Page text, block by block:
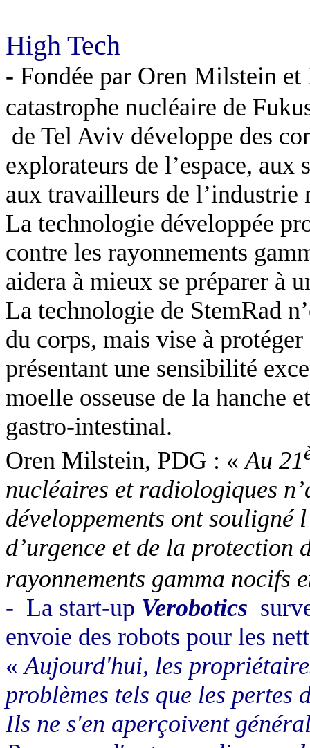
High Tech
- Fondée par Oren Milstein
catastrophe nucléaire de
de Tel Aviv développe des
explorateurs de l’espace, aux
aux travailleurs de
La technologie développée
contre les rayonnements
aidera à mieux se préparer à
La technologie de StemRad
du corps, mais vise à
présentant une sensibilité
moelle osseuse de la hanche
gastro-intestinal.
Oren Milstein, PDG : «Au 21
nucléaires et radiologiques
développements ont
d’urgence et de la protection
rayonnements gamma nocifs
- La start-up Verobotics
envoie des robots pour les
«Aujourd'hui, les
problèmes tels que les
Ils ne s'en aperçoivent